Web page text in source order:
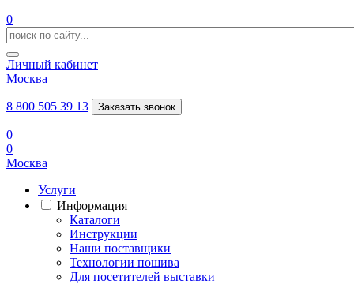
0
Личный кабинет
Москва
8 800 505 39 13 Заказать звонок
0
0
Москва
Услуги
Информация
Каталоги
Инструкции
Наши поставщики
Технологии пошива
Для посетителей выставки